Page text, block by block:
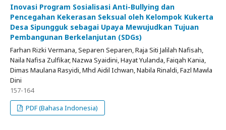
Inovasi Program Sosialisasi Anti-Bullying dan
Pencegahan Kekerasan Seksual oleh Kelompok Kukerta
Desa Sipungguk sebagai Upaya Mewujudkan Tujuan
Pembangunan Berkelanjutan (SDGs)
Farhan Rizki Vermana, Separen Separen, Raja Siti Jalilah Nafisah,
Naila Nafisa Zulfikar, Nazwa Syaidini, Hayat Yulanda, Faiqah Kania,
Dimas Maulana Rasyidi, Mhd Aidil Ichwan, Nabila Rinaldi, Fazl Mawla
Dini
157-164
PDF (Bahasa Indonesia)